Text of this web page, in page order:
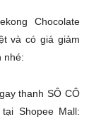
Chocolate
và có giá giảm
nhé:
thanh SÔ CÔ
Shopee Mall: